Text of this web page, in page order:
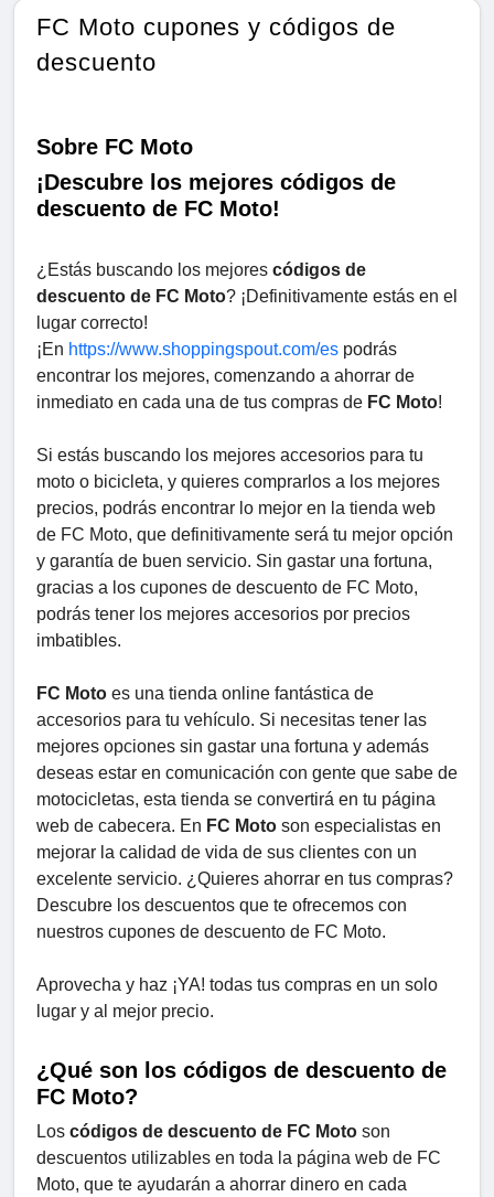
FC Moto cupones y códigos de
descuento
Sobre FC Moto
¡Descubre los mejores códigos de
descuento de FC Moto!
¿Estás buscando los mejores códigos de
descuento de FC Moto? ¡Definitivamente estás en el
lugar correcto!
¡En https://www.shoppingspout.com/es podrás
encontrar los mejores, comenzando a ahorrar de
inmediato en cada una de tus compras de FC Moto!
Si estás buscando los mejores accesorios para tu
moto o bicicleta, y quieres comprarlos a los mejores
precios, podrás encontrar lo mejor en la tienda web
de FC Moto, que definitivamente será tu mejor opción
y garantía de buen servicio. Sin gastar una fortuna,
gracias a los cupones de descuento de FC Moto,
podrás tener los mejores accesorios por precios
imbatibles.
FC Moto es una tienda online fantástica de
accesorios para tu vehículo. Si necesitas tener las
mejores opciones sin gastar una fortuna y además
deseas estar en comunicación con gente que sabe de
motocicletas, esta tienda se convertirá en tu página
web de cabecera. En FC Moto son especialistas en
mejorar la calidad de vida de sus clientes con un
excelente servicio. ¿Quieres ahorrar en tus compras?
Descubre los descuentos que te ofrecemos con
nuestros cupones de descuento de FC Moto.
Aprovecha y haz ¡YA! todas tus compras en un solo
lugar y al mejor precio.
¿Qué son los códigos de descuento de
FC Moto?
Los códigos de descuento de FC Moto son
descuentos utilizables en toda la página web de FC
Moto, que te ayudarán a ahorrar dinero en cada